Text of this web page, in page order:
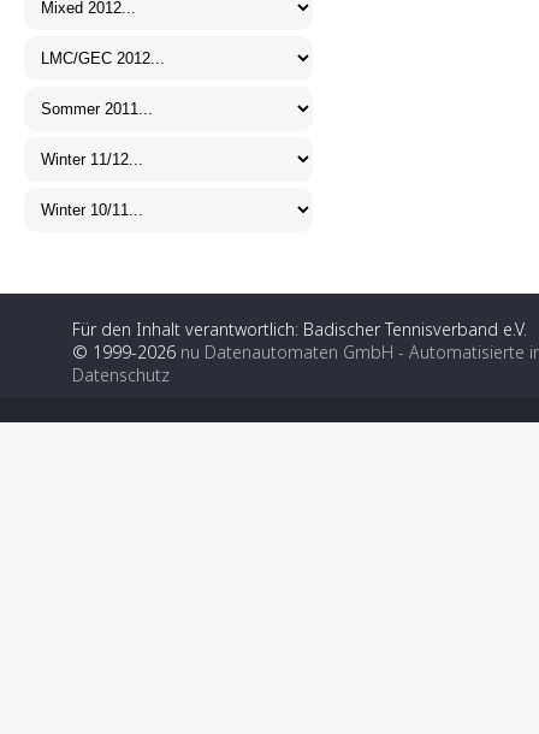
Für den Inhalt verantwortlich: Badischer Tennisverband e.V.
© 1999-2026 nu Datenautomaten GmbH - Automatisierte
Datenschutz